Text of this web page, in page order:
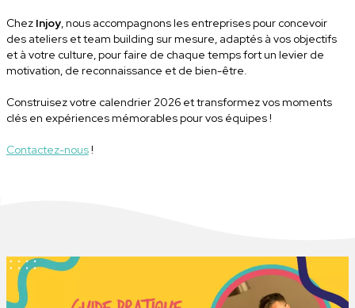
Chez Injoy, nous accompagnons les entreprises pour concevoir
des ateliers et team building sur mesure, adaptés à vos objectifs
et à votre culture, pour faire de chaque temps fort un levier de
motivation, de reconnaissance et de bien-être.
Construisez votre calendrier 2026 et transformez vos moments
clés en expériences mémorables pour vos équipes !
Contactez-nous!